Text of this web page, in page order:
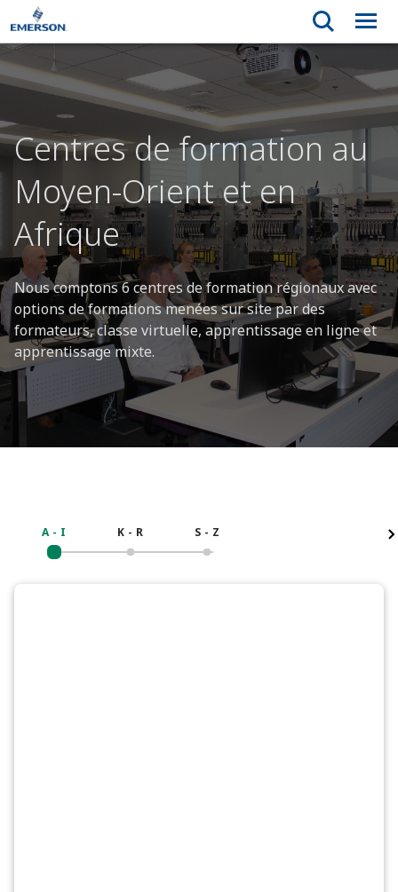
Centres de formation au
Moyen-Orient et en
Afrique
Nous comptons 6 centres de formation régionaux avec
options de formations menées sur site par des
formateurs, classe virtuelle, apprentissage en ligne et
apprentissage mixte.
A - I K - R S - Z